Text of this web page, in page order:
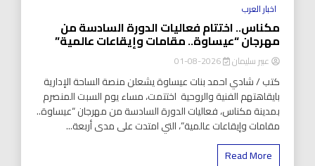
اخبار العرب
مكناس.. اختتام فعاليات الدورة السادسة من
مهرجان “عيساوة.. مقامات وإيقاعات عالمية”
عبير سليمان 2026-08-01
كتب / شادي احمد بنات عيساوة يشعلن منصة الساحة الإدارية
بايقاهتهم الفنية والروحية اختتمت، مساء يوم السبت المنصرم
بمدينة مكناس، فعاليات الدورة السادسة من مهرجان “عيساوة..
مقامات وإيقاعات عالمية”، التي امتدت على مدى أربعة...
Read More